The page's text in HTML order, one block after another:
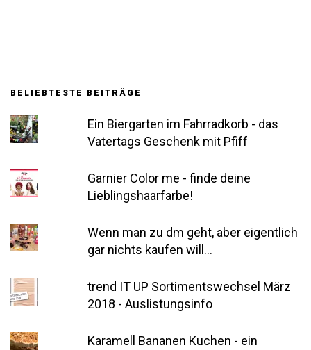
BELIEBTESTE BEITRÄGE
Ein Biergarten im Fahrradkorb - das
Vatertags Geschenk mit Pfiff
Garnier Color me - finde deine
Lieblingshaarfarbe!
Wenn man zu dm geht, aber eigentlich
gar nichts kaufen will...
trend IT UP Sortimentswechsel März
2018 - Auslistungsinfo
Karamell Bananen Kuchen - ein